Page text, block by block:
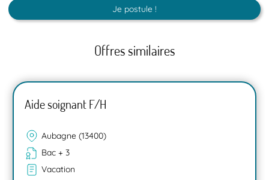
Je postule !
Offres similaires
Aide soignant F/H
Aubagne (13400)
Bac + 3
Vacation